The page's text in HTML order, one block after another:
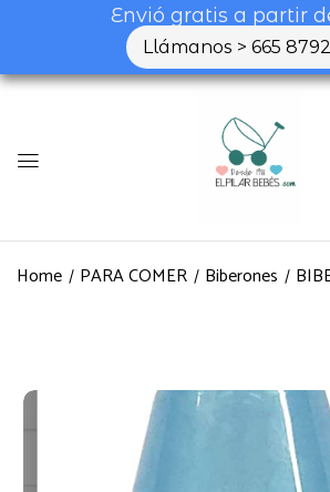
Envió gratis a partir
Llámanos > 665
Home PARA COMER Biberones